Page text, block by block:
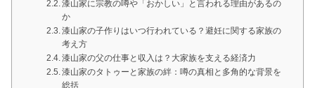
漆山家に宗教の噂や「おかしい」と言われる理由があるの
か
漆山家の子作りはいつ行われている？避妊に関する家族の
考え方
漆山家の父の仕事と収入は？大家族を支える経済力
漆山家のタトゥーと家族の絆：噂の真相と多角的な背景を
総括